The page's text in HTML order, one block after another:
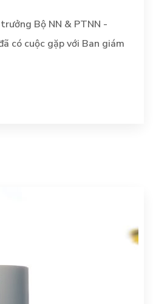
Bộ NN & PTNN -
có cuộc gặp với Ban giám